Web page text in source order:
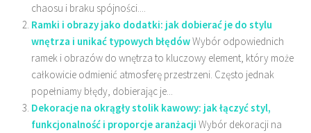
chaosu i braku spójności....
Ramki i obrazy jako dodatki: jak dobierać je do stylu
wnętrza i unikać typowych błędówWybór odpowiednich
ramek i obrazów do wnętrza to kluczowy element, który może
całkowicie odmienić atmosferę przestrzeni. Często jednak
popełniamy błędy, dobierając je...
Dekoracje na okrągły stolik kawowy: jak łączyć styl,
funkcjonalność i proporcje aranżacji Wybór dekoracji na